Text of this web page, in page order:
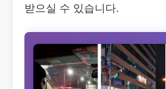
받으실 수 있습니다.